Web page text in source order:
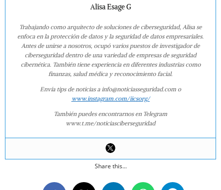
Alisa Esage G
Trabajando como arquitecto de soluciones de ciberseguridad, Alisa se
enfoca en la protección de datos y la seguridad de datos empresariales.
Antes de unirse a nosotros, ocupó varios puestos de investigador de
ciberseguridad dentro de una variedad de empresas de seguridad
cibernética. También tiene experiencia en diferentes industrias como
finanzas, salud médica y reconocimiento facial.
Envía tips de noticias a info@noticiasseguridad.com o
www.instagram.com/iicsorg/
También puedes encontrarnos en Telegram
www.t.me/noticiasciberseguridad
Share this...